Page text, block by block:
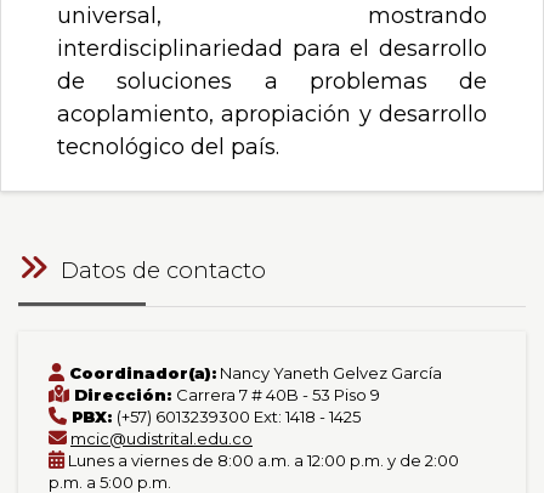
universal, mostrando
interdisciplinariedad para el desarrollo
de soluciones a problemas de
acoplamiento, apropiación y desarrollo
tecnológico del país.
Datos de contacto
Coordinador(a): Nancy Yaneth Gelvez García
Dirección: Carrera 7 # 40B - 53 Piso 9
PBX: (+57) 6013239300 Ext: 1418 - 1425
mcic@udistrital.edu.co
Lunes a viernes de 8:00 a.m. a 12:00 p.m. y de 2:00
p.m. a 5:00 p.m.